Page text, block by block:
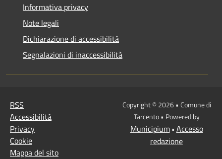
Informativa privacy
Note legali
Dichiarazione di accessibilità
Segnalazioni di inaccessibilità
RSS
Accessibilità
Privacy
Cookie
Mappa del sito
Copyright © 2026 • Comune di
Tarcento • Powered by
Municipium• Accesso
redazione